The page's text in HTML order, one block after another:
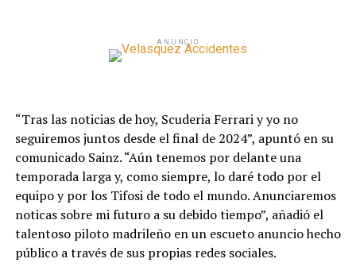
ANUNCIO
“Tras las noticias de hoy, Scuderia Ferrari y yo no
seguiremos juntos desde el final de 2024”, apuntó en su
comunicado Sainz. “Aún tenemos por delante una
temporada larga y, como siempre, lo daré todo por el
equipo y por los Tifosi de todo el mundo. Anunciaremos
noticas sobre mi futuro a su debido tiempo”, añadió el
talentoso piloto madrileño en un escueto anuncio hecho
público a través de sus propias redes sociales.